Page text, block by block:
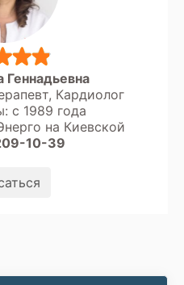
Кардиолог
с 1989 года
на Киевской
10-39